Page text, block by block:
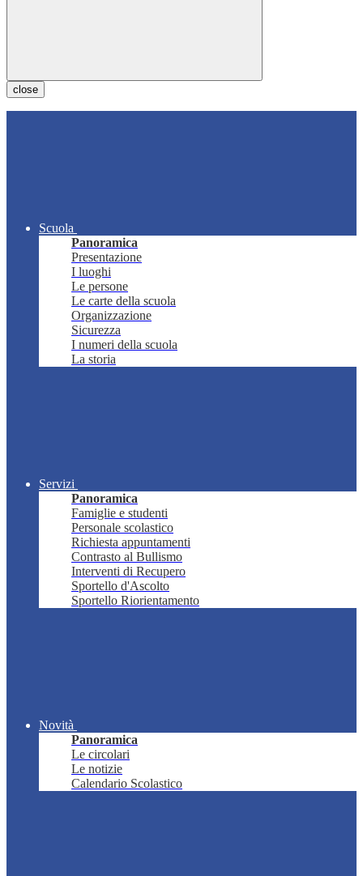
close
Scuola
Panoramica
Presentazione
I luoghi
Le persone
Le carte della scuola
Organizzazione
Sicurezza
I numeri della scuola
La storia
Servizi
Panoramica
Famiglie e studenti
Personale scolastico
Richiesta appuntamenti
Contrasto al Bullismo
Interventi di Recupero
Sportello d'Ascolto
Sportello Riorientamento
Novità
Panoramica
Le circolari
Le notizie
Calendario Scolastico